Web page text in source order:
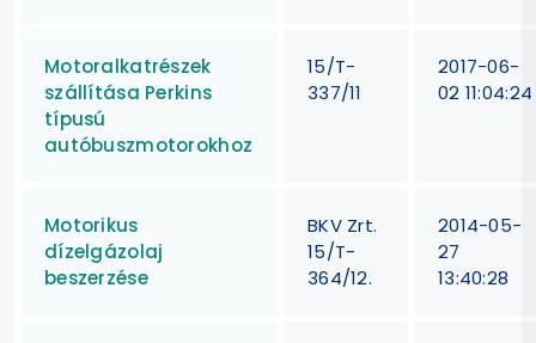
Motoralkatrészek
szállítása Perkins
típusú
autóbuszmotorokhoz
15/T-
337/11
2017-06-
02 11:04:24
Motorikus
dízelgázolaj
beszerzése
BKV Zrt.
15/T-
364/12.
2014-05-
27
13:40:28